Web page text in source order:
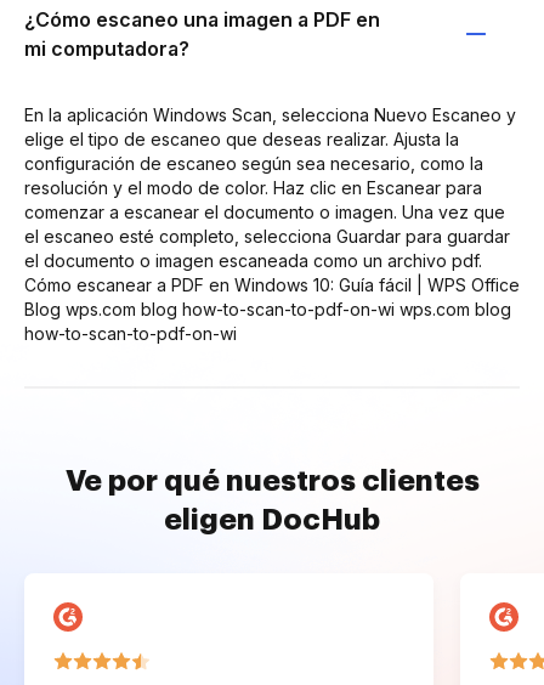
¿Cómo escaneo una imagen a PDF en
mi computadora?
En la aplicación Windows Scan, selecciona Nuevo Escaneo y
elige el tipo de escaneo que deseas realizar. Ajusta la
configuración de escaneo según sea necesario, como la
resolución y el modo de color. Haz clic en Escanear para
comenzar a escanear el documento o imagen. Una vez que
el escaneo esté completo, selecciona Guardar para guardar
el documento o imagen escaneada como un archivo pdf.
Cómo escanear a PDF en Windows 10: Guía fácil | WPS Office
Blog wps.com blog how-to-scan-to-pdf-on-wi wps.com blog
how-to-scan-to-pdf-on-wi
Ve por qué nuestros clientes
eligen DocHub